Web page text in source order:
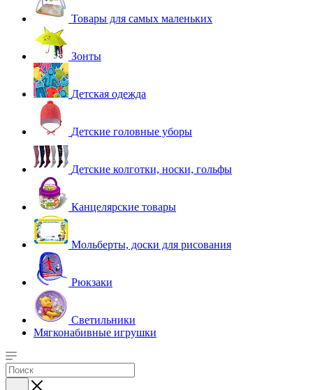
Товары для самых маленьких
Зонты
Детская одежда
Детские головные уборы
Детские колготки, носки, гольфы
Канцелярские товары
Мольберты, доски для рисования
Рюкзаки
Светильники
Мягконабивные игрушки